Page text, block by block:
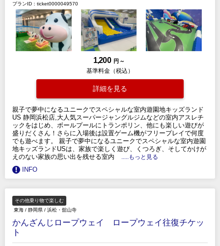
プランID：ticket0000049570
1,200 円 ～
基準料金（税込）
詳細を見る
親子で夢中になるユニークでスペシャルな室内遊園地キッズランド
US 静岡浜松店,大人気スーパージャングルジムなどの室内アスレチ
ックをはじめ、ボールプールにトランポリン、他にも楽しい遊びが
盛りだくさん！さらに入場後は設置ゲーム機がフリープレイで何度
でも遊べます。 親子で夢中になるユニークでスペシャルな室内遊園
地キッズランドUSは、家族で楽しく遊び、くつろぎ、そしてかけが
えのない家族の思い出を残せる室内
.....もっと見る
INFO
その他乗り物で楽しむ
東海 / 静岡県 / 浜松・舘山寺
かんざんじロープウェイ ロープウェイ往復チケッ
ト